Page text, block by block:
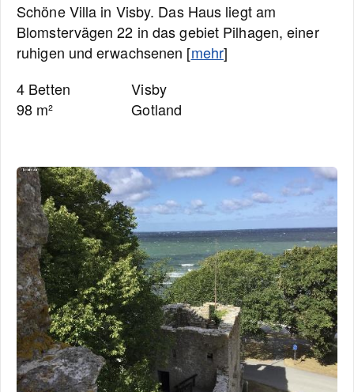
Schöne Villa in Visby. Das Haus liegt am
Blomstervägen 22 in das gebiet Pilhagen, einer
ruhigen und erwachsenen [mehr]
4 Betten
98 m²
Visby
Gotland